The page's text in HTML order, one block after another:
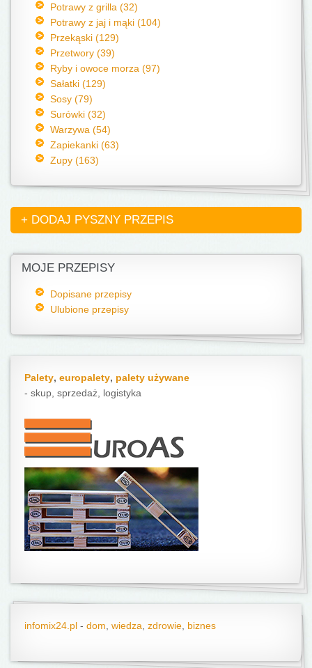
Potrawy z grilla (32)
Potrawy z jaj i mąki (104)
Przekąski (129)
Przetwory (39)
Ryby i owoce morza (97)
Sałatki (129)
Sosy (79)
Surówki (32)
Warzywa (54)
Zapiekanki (63)
Zupy (163)
+ DODAJ PYSZNY PRZEPIS
MOJE PRZEPISY
Dopisane przepisy
Ulubione przepisy
Palety, europalety, palety używane
- skup, sprzedaż, logistyka
infomix24.pl - dom wiedza zdrowie biznes